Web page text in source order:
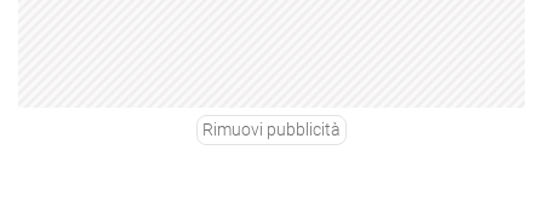
Rimuovi pubblicità